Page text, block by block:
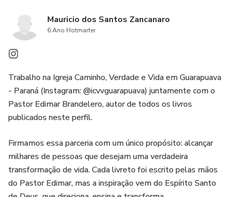
✨ Como se aproximar de Deus com confiança, fé e
sinceridade
✨ Os erros mais comuns que impedem uma oração eficaz
✨ Como alinhar seu coração à vontade de Deus
✨ Como transformar a oração em um relacionamento
diário, e não em um simples ritual
Este não é apenas um livro sobre como pedir coisas a
Deus, mas sobre como ouvir Sua voz, entender Sua
vontade e viver uma fé prática e constante.
Mauricio dos Santos Zancanaro
6 Ano Hotmarter
Trabalho na Igreja Caminho, Verdade e Vida em Guarapuava
- Paraná (Instagram: @icvvguarapuava) juntamente com o
Pastor Edimar Brandelero, autor de todos os livros
publicados neste perfil.
Firmamos essa parceria com um único propósito: alcançar
milhares de pessoas que desejam uma verdadeira
transformação de vida. Cada livreto foi escrito pelas mãos
do Pastor Edimar, mas a inspiração vem do Espírito Santo